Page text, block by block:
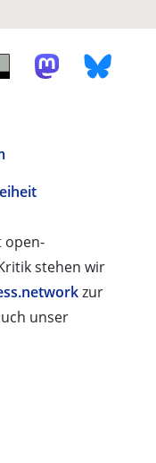
open-
stehen wir
zur
unser